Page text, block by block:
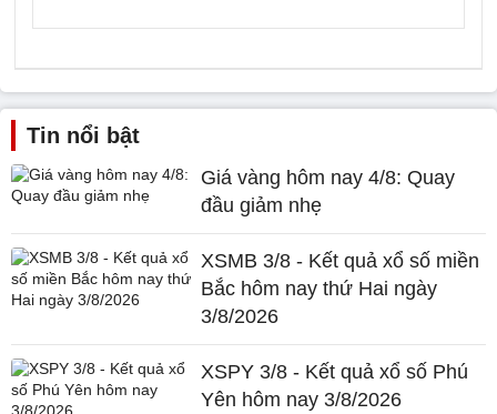
Tin nổi bật
Giá vàng hôm nay 4/8: Quay
đầu giảm nhẹ
XSMB 3/8 - Kết quả xổ số miền
Bắc hôm nay thứ Hai ngày
3/8/2026
XSPY 3/8 - Kết quả xổ số Phú
Yên hôm nay 3/8/2026